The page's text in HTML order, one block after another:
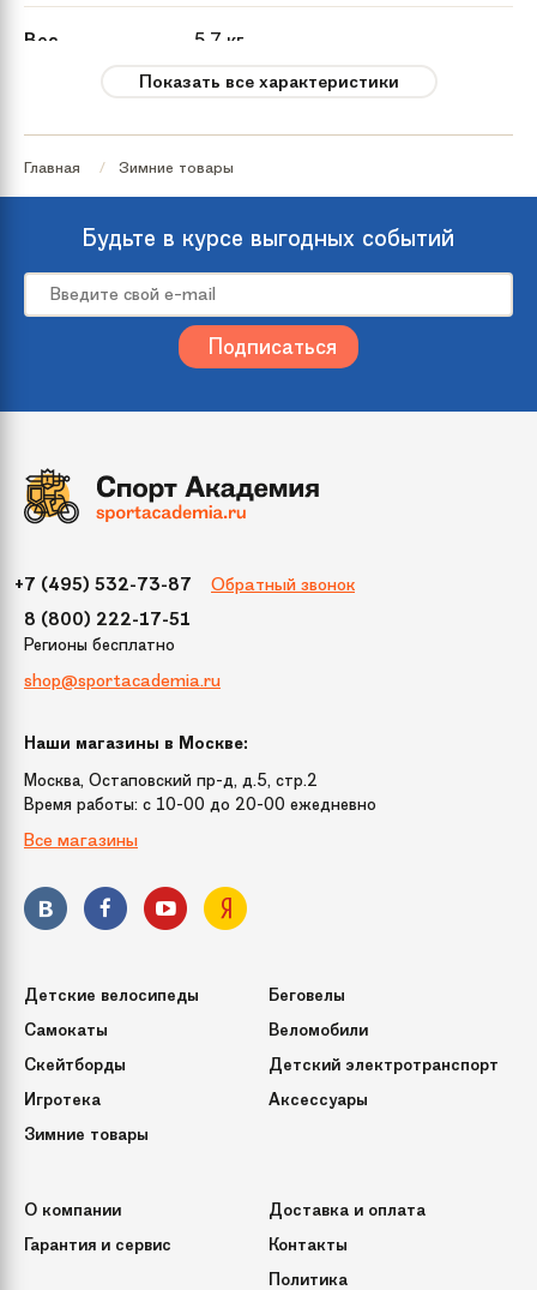
Вес 5.7 кг
производителя
Страна
происхождения
Россия
Размер 150
Зеленый
Бренд Crystal Trees
Модель Соренто
Диаметр нижнего
яруса
Тип крепления
веток
вставные (крючок)
Способ фиксации
Кол-во веток
415
Срок службы
Показать все характеристики
Главная Зимние товары
Будьте в курсе выгодных событий
+7 (495) 532-73-87 Обратный звонок
8 (800) 222-17-51
Регионы бесплатно
shop@sportacademia.ru
Наши магазины в Москве:
Москва, Остаповский пр-д, д.5, стр.2
Время работы: c 10-00 до 20-00 ежедневно
Все магазины
Детские велосипеды
Беговелы
Самокаты
Веломобили
Скейтборды
Детский электротранспорт
Игротека
Аксессуары
Зимние товары
О компании
Доставка и оплата
Гарантия и сервис
Контакты
Политика